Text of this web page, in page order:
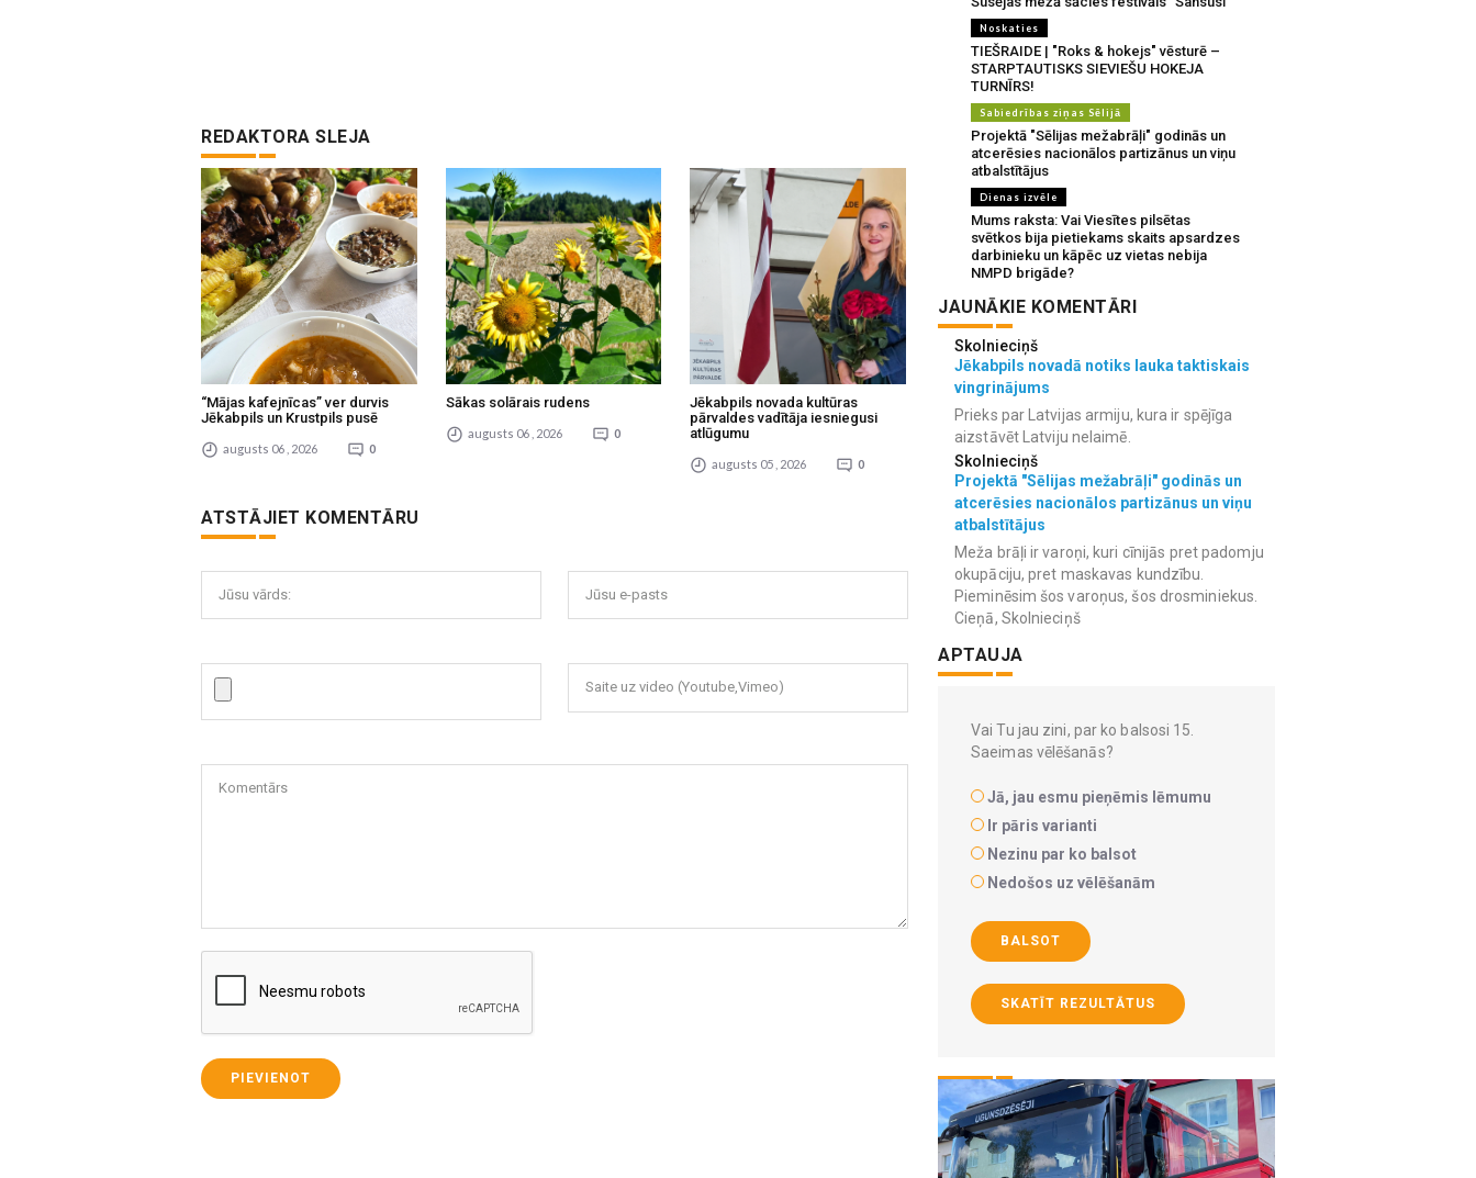
REDAKTORA SLEJA
“Mājas kafejnīcas” ver durvis
Jēkabpils un Krustpils pusē
augusts 06 , 2026 0
Sākas solārais rudens
augusts 06 , 2026 0
Jēkabpils novada kultūras
pārvaldes vadītāja iesniegusi
atlūgumu
augusts 05 , 2026 0
ATSTĀJIET KOMENTĀRU
Jūsu vārds: Jūsu e-pasts
Saite uz video (Youtube,Vimeo)
Komentārs
PIEVIENOT
Noskaties
TIEŠRAIDE | "Roks & hokejs" vēsturē –
STARPTAUTISKS SIEVIEŠU HOKEJA
TURNĪRS!
Sabiedrības ziņas Sēlijā
Projektā "Sēlijas mežabrāļi" godinās un
atcerēsies nacionālos partizānus un viņu
atbalstītājus
Dienas izvēle
Mums raksta: Vai Viesītes pilsētas
svētkos bija pietiekams skaits apsardzes
darbinieku un kāpēc uz vietas nebija
NMPD brigāde?
JAUNĀKIE KOMENTĀRI
Skolnieciņš
Jēkabpils novadā notiks lauka taktiskais
vingrinājums
Prieks par Latvijas armiju, kura ir spējīga
aizstāvēt Latviju nelaimē.
Skolnieciņš
Projektā "Sēlijas mežabrāļi" godinās un
atcerēsies nacionālos partizānus un viņu
atbalstītājus
Meža brāļi ir varoņi, kuri cīnijās pret padomju
okupāciju, pret maskavas kundzību.
Pieminēsim šos varoņus, šos drosminiekus.
Cieņā, Skolnieciņš
APTAUJA
Vai Tu jau zini, par ko balsosi 15.
Saeimas vēlēšanās?
Jā, jau esmu pieņēmis lēmumu
Ir pāris varianti
Nezinu par ko balsot
Nedošos uz vēlēšanām
BALSOT
SKATĪT REZULTĀTUS